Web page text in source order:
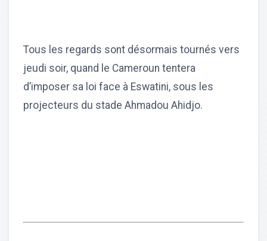
Tous les regards sont désormais tournés vers
jeudi soir, quand le Cameroun tentera
d’imposer sa loi face à Eswatini, sous les
projecteurs du stade Ahmadou Ahidjo.